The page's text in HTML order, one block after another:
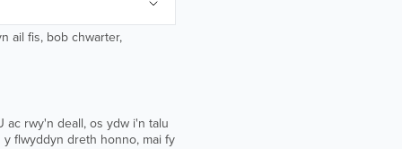
ail fis, bob chwarter,
rwy'n deall, os ydw i'n talu
flwyddyn dreth honno, mai fy